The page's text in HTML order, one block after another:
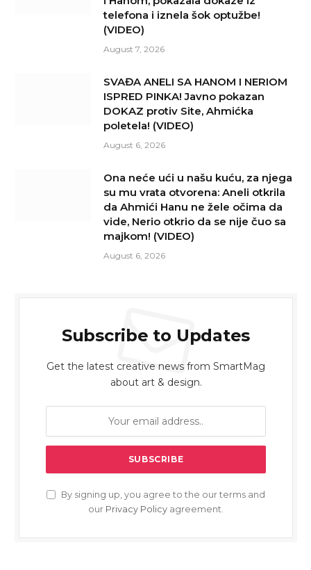
telefona i iznela šok optužbe!
(VIDEO)
August 7, 2026
SVAĐA ANELI SA HANOM I NERIOM
ISPRED PINKA! Javno pokazan
DOKAZ protiv Site, Ahmićka
poletela! (VIDEO)
August 6, 2026
Ona neće ući u našu kuću, za njega
su mu vrata otvorena: Aneli otkrila
da Ahmići Hanu ne žele očima da
vide, Nerio otkrio da se nije čuo sa
majkom! (VIDEO)
August 6, 2026
Subscribe to Updates
Get the latest creative news from SmartMag
about art & design.
By signing up, you agree to the our terms and
our Privacy Policy agreement.